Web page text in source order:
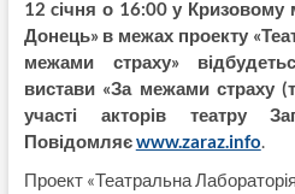
12 cічня о 16:00 у Кризовому
Донець» в межах проекту
межами страху»
вистави «За межами страху
участі акторів театру
Повідомляєwww.zaraz.info.
Проект «Театральна